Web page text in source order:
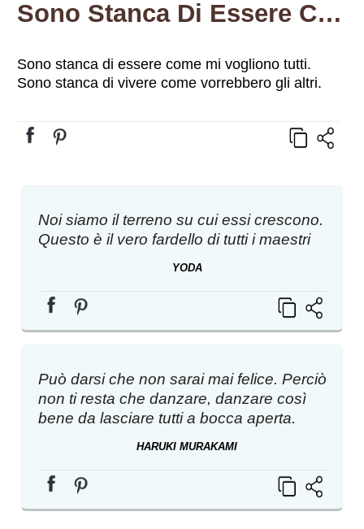
Sono Stanca Di Essere Come Mi Vogliono Tutti. Sono Stanca Di Vivere Come Vorrebbero Gli Altri.
Sono stanca di essere come mi vogliono tutti.
Sono stanca di vivere come vorrebbero gli altri.
Noi siamo il terreno su cui essi crescono.
Questo è il vero fardello di tutti i maestri
YODA
Può darsi che non sarai mai felice. Perciò
non ti resta che danzare, danzare così
bene da lasciare tutti a bocca aperta.
HARUKI MURAKAMI